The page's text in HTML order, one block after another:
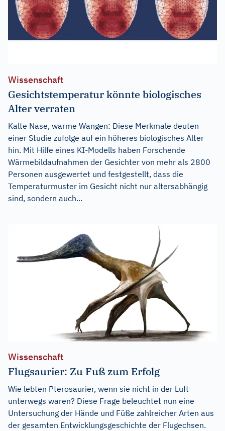
Wissenschaft
Gesichtstemperatur könnte biologisches
Alter verraten
Kalte Nase, warme Wangen: Diese Merkmale deuten
einer Studie zufolge auf ein höheres biologisches Alter
hin. Mit Hilfe eines KI-Modells haben Forschende
Wärmebildaufnahmen der Gesichter von mehr als 2800
Personen ausgewertet und festgestellt, dass die
Temperaturmuster im Gesicht nicht nur altersabhängig
sind, sondern auch...
Wissenschaft
Flugsaurier: Zu Fuß zum Erfolg
Wie lebten Pterosaurier, wenn sie nicht in der Luft
unterwegs waren? Diese Frage beleuchtet nun eine
Untersuchung der Hände und Füße zahlreicher Arten aus
der gesamten Entwicklungsgeschichte der Flugechsen.